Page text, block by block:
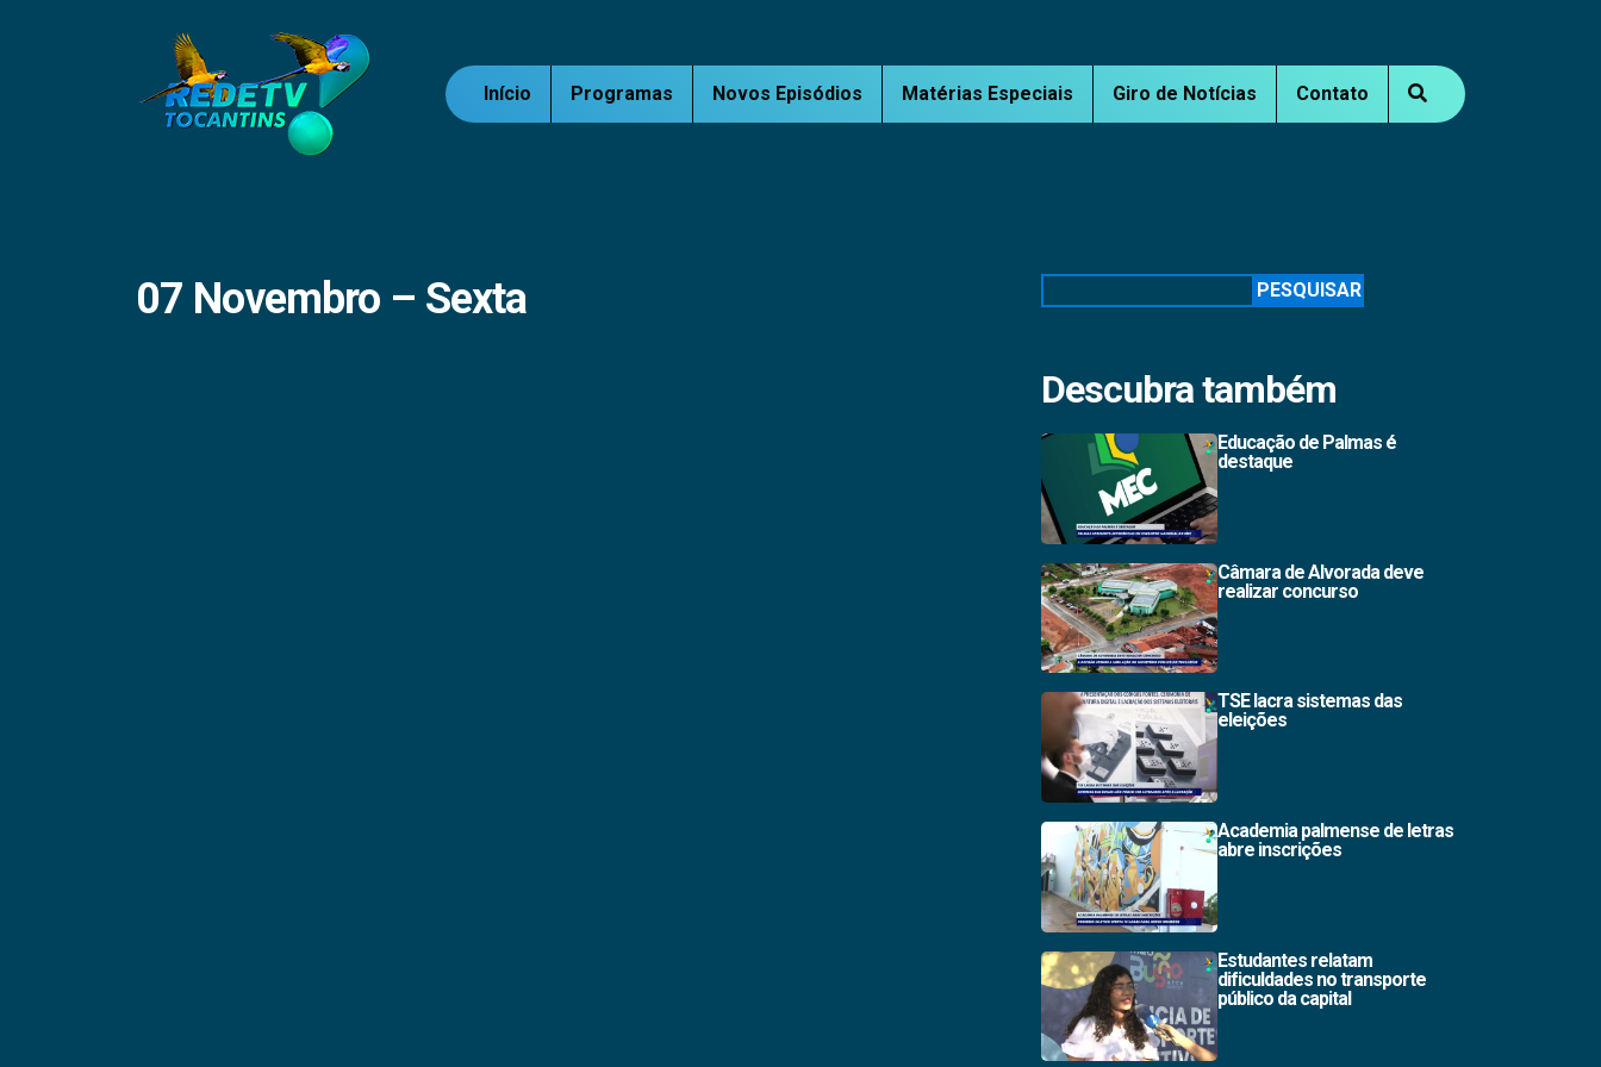
Início Programas Novos Episódios Matérias Especiais Giro de Notícias Contato
07 Novembro – Sexta PESQUISAR
Descubra também
Educação de Palmas é
destaque
Câmara de Alvorada deve
realizar concurso
TSE lacra sistemas das
eleições
Academia palmense de letras
abre inscrições
Estudantes relatam
dificuldades no transporte
público da capital